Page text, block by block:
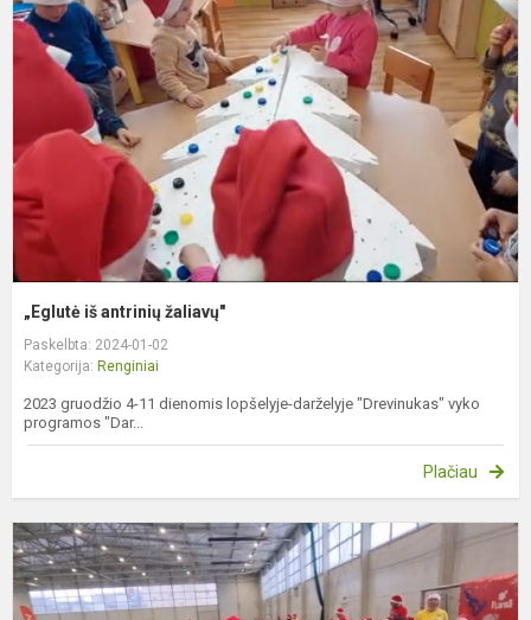
„Eglutė iš antrinių žaliavų"
Paskelbta: 2024-01-02
Kategorija: Renginiai
2023 gruodžio 4-11 dienomis lopšelyje-darželyje "Drevinukas" vyko
programos "Dar...
Plačiau